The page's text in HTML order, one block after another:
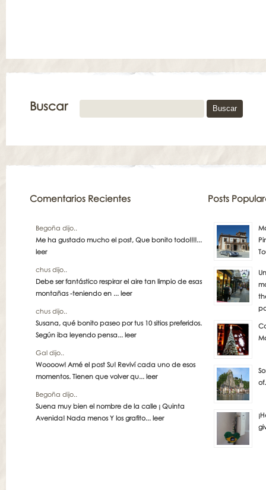
Buscar
Comentarios Recientes
Begoña dijo..
Me ha gustado mucho el post, Que bonito todo!!!!...
leer
chus dijo..
Debe ser fantástico respirar el aire tan limpio de esas
montañas -teniendo en ... leer
chus dijo..
Susana, qué bonito paseo por tus 10 sitios preferidos.
Según iba leyendo pensa... leer
Gal dijo..
Woooow! Amé el post Su! Reviví cada uno de esos
momentos. Tienen que volver qu... leer
Begoña dijo..
Suena muy bien el nombre de la calle ¡ Quinta
Avenida! Nada menos Y los grafito... leer
Posts